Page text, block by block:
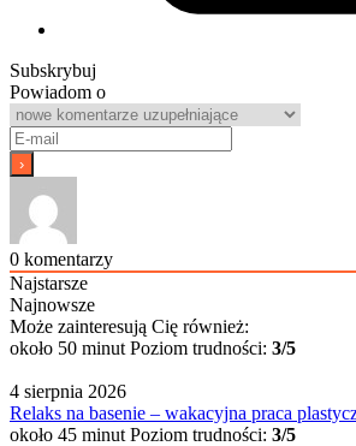
Subskrybuj
Powiadom o
0 komentarzy
Najstarsze
Najnowsze
Może zainteresują Cię również:
około 50 minut Poziom trudności: 3/5
4 sierpnia 2026
Relaks na basenie – wakacyjna praca
około 45 minut Poziom trudności: 3/5